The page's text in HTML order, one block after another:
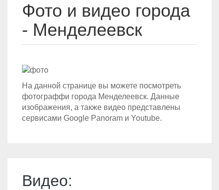
Фото и видео города
- Менделеевск
На данной странице вы можете посмотреть
фотограффи города Менделеевск. Данные
изображения, а также видео представлены
сервисами Google Panoram и Youtube.
Видео: